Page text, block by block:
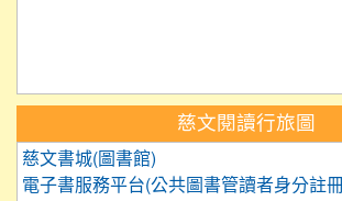
慈文閱讀行旅圖
慈文書城(圖書館)
電子書服務平台(公共圖書管讀者身分註